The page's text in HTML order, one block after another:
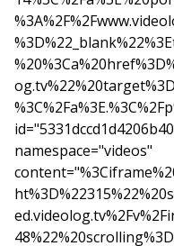
namespace="videos"